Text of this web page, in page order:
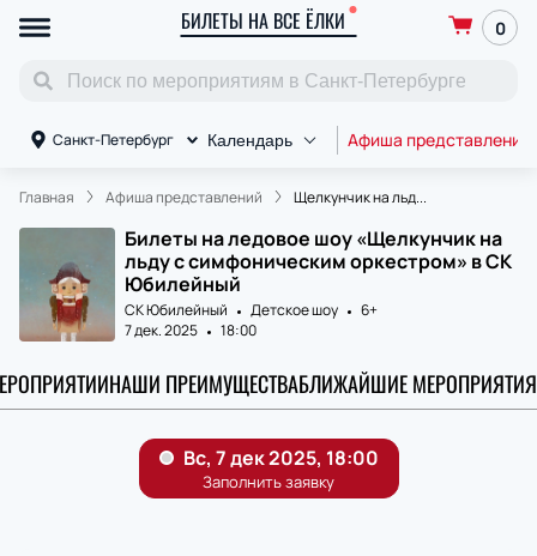
БИЛЕТЫ НА ВСЕ ЁЛКИ 0
Санкт-Петербург Календарь Афиша представлений
Главная Афиша представлений Щелкунчик на льд...
Билеты на ледовое шоу «Щелкунчик на
льду с симфоническим оркестром» в СК
Юбилейный
СК Юбилейный Детское шоу
6+
7 дек. 2025
18:00
НАШИ ПРЕИМУЩЕСТВАБЛИЖАЙШИЕ МЕРОПРИЯТИЯ